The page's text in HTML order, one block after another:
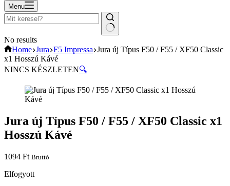
Menu
No results
Home Jura F5 Impressa Jura új Típus F50 / F55 / XF50 Classic
x1 Hosszú Kávé
NINCS KÉSZLETEN🔍
Jura új Típus F50 / F55 / XF50 Classic x1
Hosszú Kávé
1094 Ft Bruttó
Elfogyott